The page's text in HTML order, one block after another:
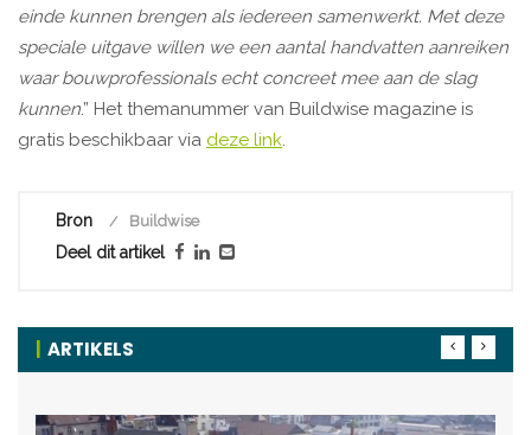
einde kunnen brengen als iedereen samenwerkt. Met deze
speciale uitgave willen we een aantal handvatten aanreiken
waar bouwprofessionals echt concreet mee aan de slag
kunnen.” Het themanummer van Buildwise magazine is
gratis beschikbaar via deze link.
Bron Buildwise
Deel dit artikel
ARTIKELS